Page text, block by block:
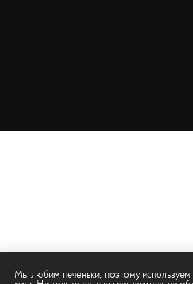
Мы любим печеньки, поэтому